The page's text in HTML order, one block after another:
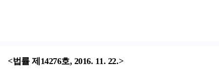
<법률 제14276호, 2016. 11. 22.>